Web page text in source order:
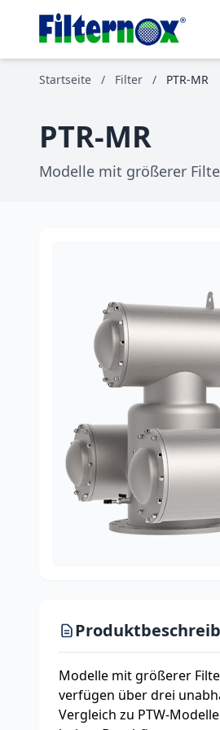
Startseite / Filter / PTR-MR
PTR-MR
Modelle mit größerer
Modelle mit größerer
verfügen über drei
Vergleich zu PTW-